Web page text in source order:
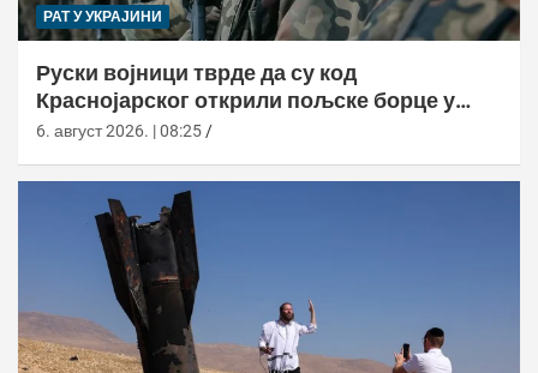
РАТ У УКРАЈИНИ
Руски војници тврде да су код
Краснојарског открили пољске борце у
НАТО униформама
6. август 2026. | 08:25